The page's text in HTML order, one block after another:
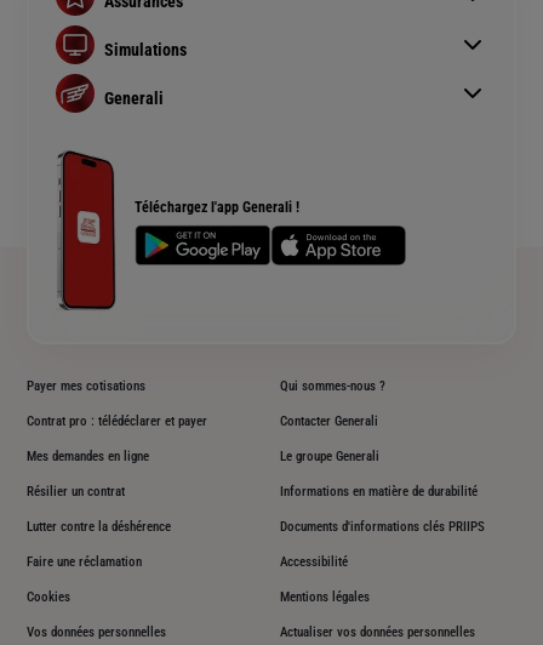
Téléchargez l'app Generali !
Assurance auto
Assurance habitation
Assurance prêt immobilier
Complémentaire santé senior
Simulations
Simulation assurance auto
Devis assurance habitation
Devis assurance chien ou chat
Generali
Rendements fonds euros Generali
Accessibilité sourds et malentendants
Plan du site
Payer mes cotisations
Contrat pro : télédéclarer et payer
Mes demandes en ligne
Résilier un contrat
Lutter contre la déshérence
Faire une réclamation
Qui sommes-nous ?
Contacter Generali
Le groupe Generali
Informations en matière de durabilité
Documents d'informations clés PRIIPS
Accessibilité
Cookies Mentions légales
Vos données personnelles Actualiser vos données personnelles